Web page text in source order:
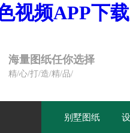
视频APP下载
海量图纸任你选择
精/心/打/造/精/品/
别墅图纸